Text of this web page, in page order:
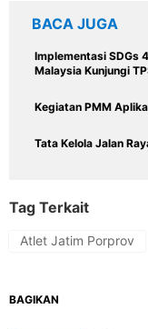
BACA JUGA
Implementasi SDGs
Malaysia Kunjungi
Kegiatan PMM
Tata Kelola Jalan
Tag Terkait
Atlet Jatim Porprov
BAGIKAN